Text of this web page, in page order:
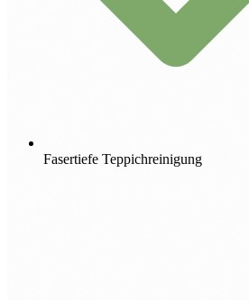
Fasertiefe Teppichreinigung